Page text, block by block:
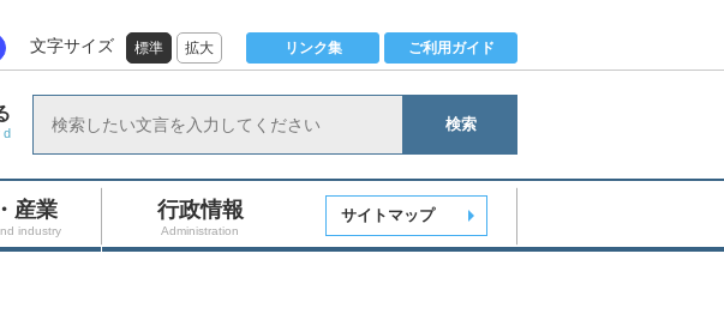
文字サイズ 標準 拡大 リンク集 ご利用ガイド
検索
産業
industry
行政情報
Administration
サイトマップ